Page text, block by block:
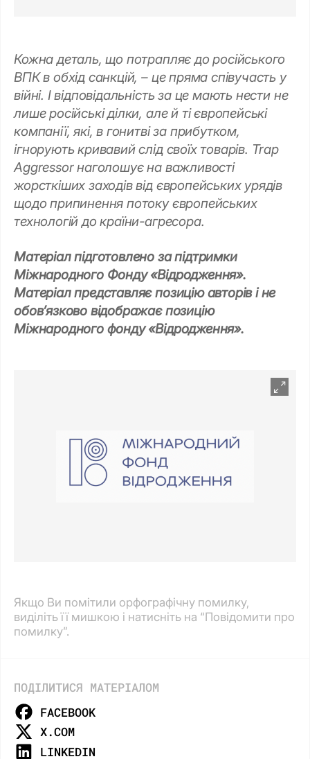
Кожна деталь, що потрапляє до російського
ВПК в обхід санкцій, – це пряма співучасть у
війні. І відповідальність за це мають нести не
лише російські ділки, але й ті європейські
компанії, які, в гонитві за прибутком,
ігнорують кривавий слід своїх товарів. Trap
Aggressor наголошує на важливості
жорсткіших заходів від європейських урядів
щодо припинення потоку європейських
технологій до країни-агресора.
Матеріал підготовлено за підтримки
Міжнародного Фонду «Відродження».
Матеріал представляє позицію авторів і не
обов’язково відображає позицію
Міжнародного фонду «Відродження».
Якщо Ви помітили орфографічну помилку,
виділіть її мишкою і натисніть на “Повідомити про
помилку”.
ПОДІЛИТИСЯ МАТЕРІАЛОМ
FACEBOOK
X.COM
LINKEDIN